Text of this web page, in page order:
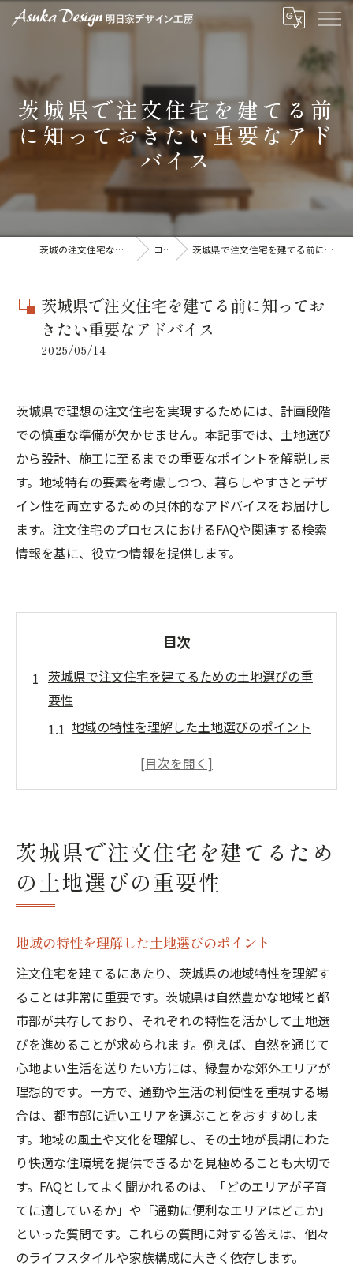
茨城県で注文住宅を建てる前
に知っておきたい重要なアド
バイス
茨城の注文住宅なら明日家デザイン工房 コラム 茨城県で注文住宅を建てる前に知っておきたい重要なアドバイス
茨城県で注文住宅を建てる前に知ってお
きたい重要なアドバイス
2025/05/14
茨城県で理想の注文住宅を実現するためには、計画段階
での慎重な準備が欠かせません。本記事では、土地選び
から設計、施工に至るまでの重要なポイントを解説しま
す。地域特有の要素を考慮しつつ、暮らしやすさとデザ
イン性を両立するための具体的なアドバイスをお届けし
ます。注文住宅のプロセスにおけるFAQや関連する検索
情報を基に、役立つ情報を提供します。
目次
茨城県で注文住宅を建てるための土地選びの重
要性
地域の特性を理解した土地選びのポイント
将来性を見据えた土地の評価方法
地盤調査は重要！安全な土地選びの手順
土地購入時に知っておくべき費用の内訳
理想の注文住宅を実現するための設計とデザイ
ンのコツ
機能性と美しさを両立するデザインの選び
方
自然環境を活かした設計の工夫
注文住宅のトレンドとデザインアイデア
使いやすさを重視した収納スペースの提案
ライフステージに応じた設計のポイント
注文住宅の施工で失敗しないためのプロセス管
理
計画通りに進めるためのスケジュール管理
術
信頼できる施工業者の選び方と契約のポイ
茨城県で注文住宅を建てるため
の土地選びの重要性
地域の特性を理解した土地選びのポイント
注文住宅を建てるにあたり、茨城県の地域特性を理解す
ることは非常に重要です。茨城県は自然豊かな地域と都
市部が共存しており、それぞれの特性を活かして土地選
びを進めることが求められます。例えば、自然を通じて
心地よい生活を送りたい方には、緑豊かな郊外エリアが
理想的です。一方で、通勤や生活の利便性を重視する場
合は、都市部に近いエリアを選ぶことをおすすめしま
す。地域の風土や文化を理解し、その土地が長期にわた
り快適な住環境を提供できるかを見極めることも大切で
す。FAQとしてよく聞かれるのは、「どのエリアが子育
てに適しているか」や「通勤に便利なエリアはどこか」
といった質問です。これらの質問に対する答えは、個々
のライフスタイルや家族構成に大きく依存します。